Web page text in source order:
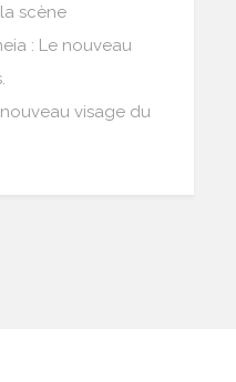
scène
: Le nouveau
visage du